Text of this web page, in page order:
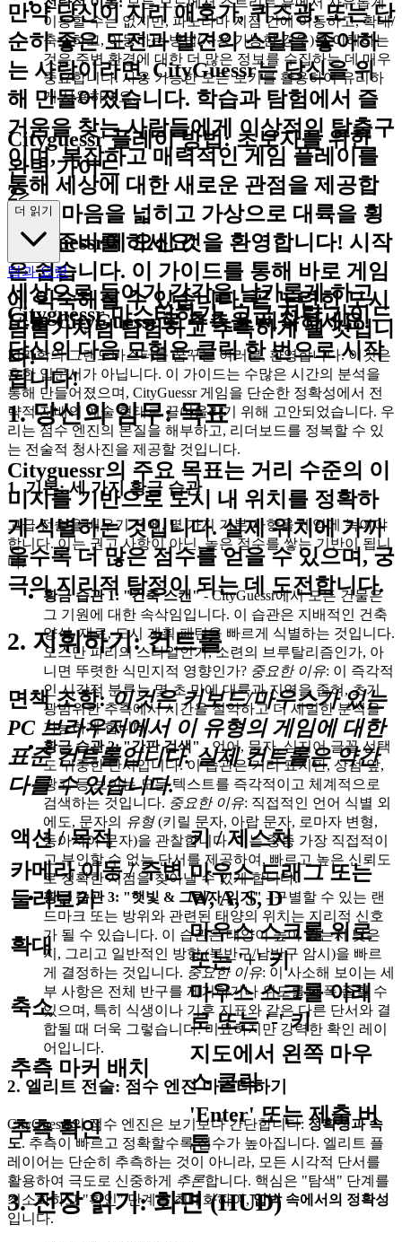
만약 당신이 지리 애호가, 퀴즈광, 또는 단
순히 좋은 도전과 발견의 스릴을 좋아하
는 사람이라면, CityGuessr는 당신을 위
해 만들어졌습니다. 학습과 탐험에서 즐
거움을 찾는 사람들에게 이상적인 탈출구
이며, 복잡하고 매력적인 게임 플레이를
통해 세상에 대한 새로운 관점을 제공합
니다. 마음을 넓히고 가상으로 대륙을 횡
단할 준비를 하세요!
세상으로 들어가 감각을 날카롭게 하고
오늘 CityGuessr로 추측을 시작하세요.
당신의 다음 모험은 클릭 한 번으로 시작
됩니다!
이동할 수는 없지만, 파노라마 지점 간에 이동하고, 확대/
축소하고, 이동하는 방법(사용 가능한 경우)을 이해하는
것은 주변 환경에 대한 더 많은 정보를 수집하는 데 매우
중요합니다. 사용 가능한 모든 보기를 활용하여 유리하
게 사용하세요.
Cityguessr 플레이 방법: 초보자를 위한
완벽 가이드
2>
Cityguessr에 오신 것을 환영합니다! 시작
은 쉽습니다. 이 가이드를 통해 바로 게임
에 익숙해질 수 있습니다. 곧 노련한 도시
탐험가처럼 탐험하고 추측하게 될 것입니
다!
1. 당신의 임무: 목표
Cityguessr의 주요 목표는 거리 수준의 이
미지를 기반으로 도시 내 위치를 정확하
게 식별하는 것입니다. 실제 위치에 가까
울수록 더 많은 점수를 얻을 수 있으며, 궁
극의 지리적 탐정이 되는 데 도전합니다.
2. 지휘하기: 컨트롤
면책 조항: 이것은 키보드/마우스가 있는
PC 브라우저에서 이 유형의 게임에 대한
표준 컨트롤입니다. 실제 컨트롤은 약간
다를 수 있습니다.
액션 / 목적
키 / 제스처
카메라 이동 / 주변
둘러보기
마우스 드래그 또는
W, A, S, D
확대
마우스 스크롤 위로
또는 '+' 키
축소
마우스 스크롤 아래
로 또는 '-' 키
추측 마커 배치
지도에서 왼쪽 마우
스 클릭
추측 확인
'Enter' 또는 제출 버
튼
3. 전장 읽기: 화면 (HUD)
더 읽기
팁과 요령
Cityguessr 마스터하기: 고급 전략 가이드
지리학의 그랜드마스터를 꿈꾸는 여러분, 환영합니다. 이것은
흔한 입문서가 아닙니다. 이 가이드는 수많은 시간의 분석을
통해 만들어졌으며, CityGuessr 게임을 단순한 정확성에서 전
략적 지배의 예술 형태로 끌어올리기 위해 고안되었습니다. 우
리는 점수 엔진의 본질을 해부하고, 리더보드를 정복할 수 있
는 전술적 청사진을 제공할 것입니다.
1. 기본: 세 가지 황금 습관
고급 전술을 배우기 전에, 몇 가지 기본 사항을 게임에 녹여야
합니다. 이는 권고 사항이 아닌, 높은 점수를 쌓는 기반이 됩니
다.
황금 습관 1: "건축 스캔"- CityGuessr에서 모든 건물은
그 기원에 대한 속삭임입니다. 이 습관은 지배적인 건축
양식, 재료, 도시 계획 패턴을 빠르게 식별하는 것입니다.
오스만 파리의 스타일인가, 소련의 브루탈리즘인가, 아
니면 뚜렷한 식민지적 영향인가? 중요한 이유: 이 즉각적
인 시각적 분류는 몇 초 만에 대륙과 지역을 좁혀, 초기
광범위한 추측에서 시간을 절약하고 더 세밀한 분석을
가능하게 합니다.
황금 습관 2: "간판 검색" - 언어, 문자, 심지어 글꼴 선택
도 귀중한 단서입니다. 이 습관은 거리 표지판, 상점 앞,
광고 등 보이는 모든 텍스트를 즉각적이고 체계적으로
검색하는 것입니다. 중요한 이유: 직접적인 언어 식별 외
에도, 문자의 유형(키릴 문자, 아랍 문자, 로마자 변형,
동아시아 문자)을 관찰합니다. 이는 종종 가장 직접적이
고 부인할 수 없는 단서를 제공하여, 빠르고 높은 신뢰도
로 정확한 지점을 찾아낼 수 있게 합니다.
황금 습관 3: "햇빛 & 그림자 읽기" - 구별할 수 있는 랜
드마크 또는 방위와 관련된 태양의 위치는 지리적 신호
가 될 수 있습니다. 이 습관은 태양이 높이 있는지 낮은
지, 그리고 일반적인 방향 (북반구/남반구 암시)을 빠르
게 결정하는 것입니다. 중요한 이유: 이 사소해 보이는 세
부 사항은 전체 반구를 제거하거나 위도를 대폭 좁힐 수
있으며, 특히 식생이나 기후 지표와 같은 다른 단서와 결
합될 때 더욱 그렇습니다. 미묘하지만 강력한 확인 레이
어입니다.
2. 엘리트 전술: 점수 엔진 마스터하기
CityGuessr의 점수 엔진은 보기보다 간단합니다: 정확성과 속
도. 추측이 빠르고 정확할수록 점수가 높아집니다. 엘리트 플
레이어는 단순히 추측하는 것이 아니라, 모든 시각적 단서를
활용하여 극도로 신중하게
추론합니다. 핵심은 "탐색" 단계를
최소화하고 "확인" 단계를 최대화하여,압박 속에서의 정확성
입니다.